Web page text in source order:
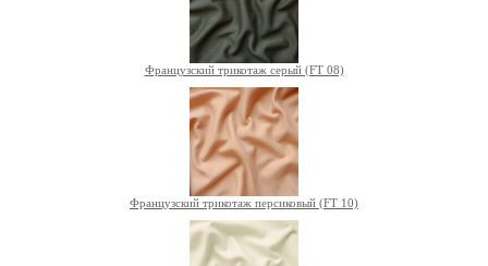
Французский трикотаж серый (FT 08)
Французский трикотаж персиковый (FT 10)